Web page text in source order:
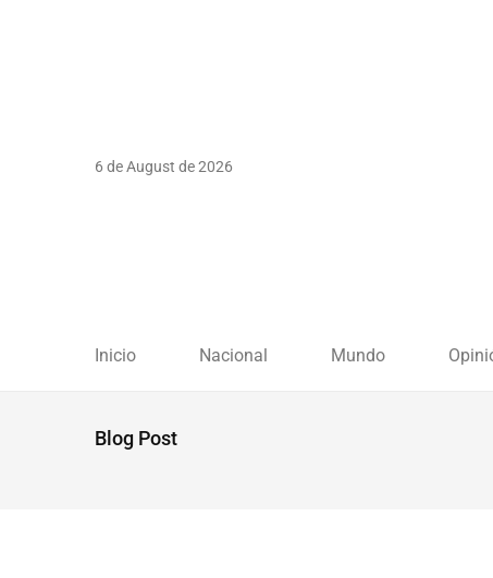
6 de August de 2026
Inicio Nacional Mundo
Blog Post